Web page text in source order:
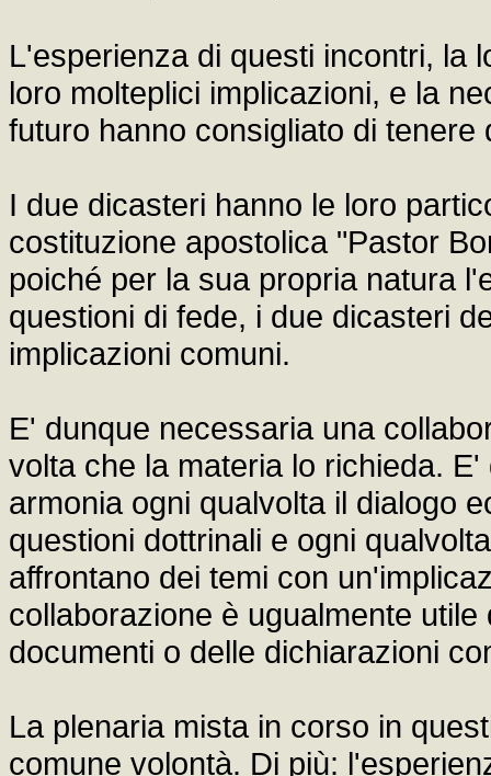
L'esperienza di questi incontri, la
loro molteplici implicazioni, e la
futuro hanno consigliato di
I due dicasteri hanno le loro
costituzione apostolica "Pastor
poiché per la sua propria natura
questioni di fede, i due dicasteri
implicazioni comuni.
E' dunque necessaria una
volta che la materia lo richieda.
armonia ogni qualvolta il dialogo
questioni dottrinali e ogni
affrontano dei temi con
collaborazione è ugualmente
documenti o delle dichiarazioni
La plenaria mista in corso in
comune volontà. Di più: